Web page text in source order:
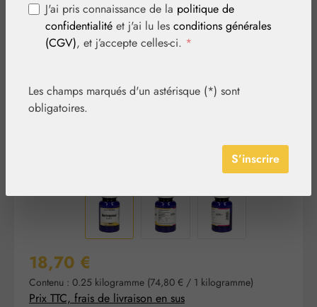
Ignorer la galerie d'images
Prix régulier :
18,70 €
Contenu : 0.25 kilogramme (74,80 € / 1 kilogramme)
Prix TTC, frais de livraison en sus
J'ai pris connaissance de la politique de
confidentialité et j'ai lu les conditions générales
(CGV), et j’accepte celles-ci. *
Les champs marqués d'un astérisque (*) sont
obligatoires.
S’inscrire